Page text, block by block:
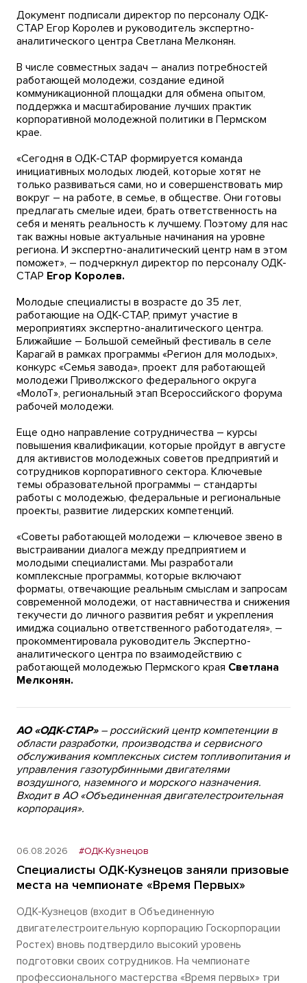
Документ подписали директор по персоналу ОДК-
СТАР Егор Королев и руководитель экспертно-
аналитического центра Светлана Мелконян.
В числе совместных задач – анализ потребностей
работающей молодежи, создание единой
коммуникационной площадки для обмена опытом,
поддержка и масштабирование лучших практик
корпоративной молодежной политики в Пермском
крае.
«Сегодня в ОДК-СТАР формируется команда
инициативных молодых людей, которые хотят не
только развиваться сами, но и совершенствовать мир
вокруг – на работе, в семье, в обществе. Они готовы
предлагать смелые идеи, брать ответственность на
себя и менять реальность к лучшему. Поэтому для нас
так важны новые актуальные начинания на уровне
региона. И экспертно-аналитический центр нам в этом
поможет», – подчеркнул директор по персоналу ОДК-
СТАР Егор Королев.
Молодые специалисты в возрасте до 35 лет,
работающие на ОДК-СТАР, примут участие в
мероприятиях экспертно-аналитического центра.
Ближайшие – Большой семейный фестиваль в селе
Карагай в рамках программы «Регион для молодых»,
конкурс «Семья завода», проект для работающей
молодежи Приволжского федерального округа
«МолоТ», региональный этап Всероссийского форума
рабочей молодежи.
Еще одно направление сотрудничества – курсы
повышения квалификации, которые пройдут в августе
для активистов молодежных советов предприятий и
сотрудников корпоративного сектора. Ключевые
темы образовательной программы – стандарты
работы с молодежью, федеральные и региональные
проекты, развитие лидерских компетенций.
«Советы работающей молодежи – ключевое звено в
выстраивании диалога между предприятием и
молодыми специалистами. Мы разработали
комплексные программы, которые включают
форматы, отвечающие реальным смыслам и запросам
современной молодежи, от наставничества и снижения
текучести до личного развития ребят и укрепления
имиджа социально ответственного работодателя», –
прокомментировала руководитель Экспертно-
аналитического центра по взаимодействию с
работающей молодежью Пермского края Светлана
Мелконян.
АО «ОДК-СТАР»– российский центр компетенции в
области разработки, производства и сервисного
обслуживания комплексных систем топливопитания и
управления газотурбинными двигателями
воздушного, наземного и морского назначения.
Входит в АО «Объединенная двигателестроительная
корпорация».
06.08.2026 #ОДК-Кузнецов
Специалисты ОДК-Кузнецов заняли призовые
места на чемпионате «Время Первых»
ОДК-Кузнецов (входит в Объединенную
двигателестроительную корпорацию Госкорпорации
Ростех) вновь подтвердило высокий уровень
подготовки своих сотрудников. На чемпионате
профессионального мастерства «Время первых» три